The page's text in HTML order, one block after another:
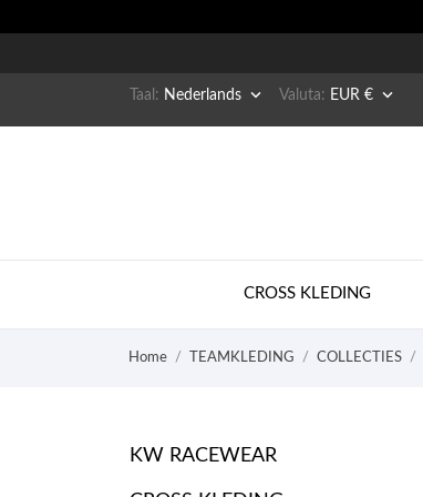
Taal: Nederlands  Valuta: EUR € 
CROSS KLEDING
Home TEAMKLEDING COLLECTIES
KW RACEWEAR